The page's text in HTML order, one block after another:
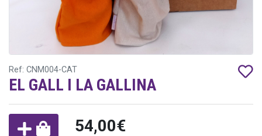
Ref: CNM004-CAT
EL GALL I LA GALLINA
54,00€